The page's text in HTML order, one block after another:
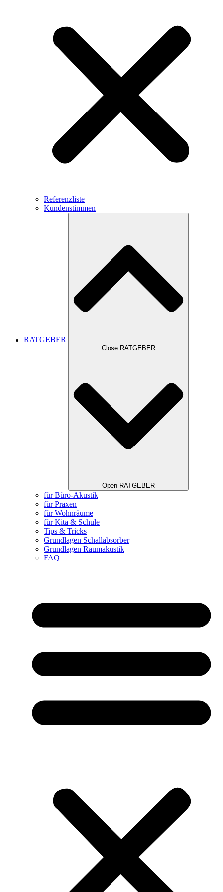
Referenzliste
Kundenstimmen
RATGEBER
Close RATGEBER
Open RATGEBER
für Büro-Akustik
für Praxen
für Wohnräume
für Kita & Schule
Tips & Tricks
Grundlagen Schallabsorber
Grundlagen Raumakustik
FAQ